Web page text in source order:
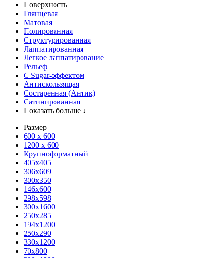
Поверхность
Глянцевая
Матовая
Полированная
Структурированная
Лаппатированная
Легкое лаппатирование
Рельеф
С Sugar-эффектом
Антискользящая
Состаренная (Антик)
Сатинированная
Показать больше ↓
Размер
600 х 600
1200 х 600
Крупноформатный
405x405
306x609
300x350
146x600
298x598
300x1600
250x285
194x1200
250x290
330x1200
70x800